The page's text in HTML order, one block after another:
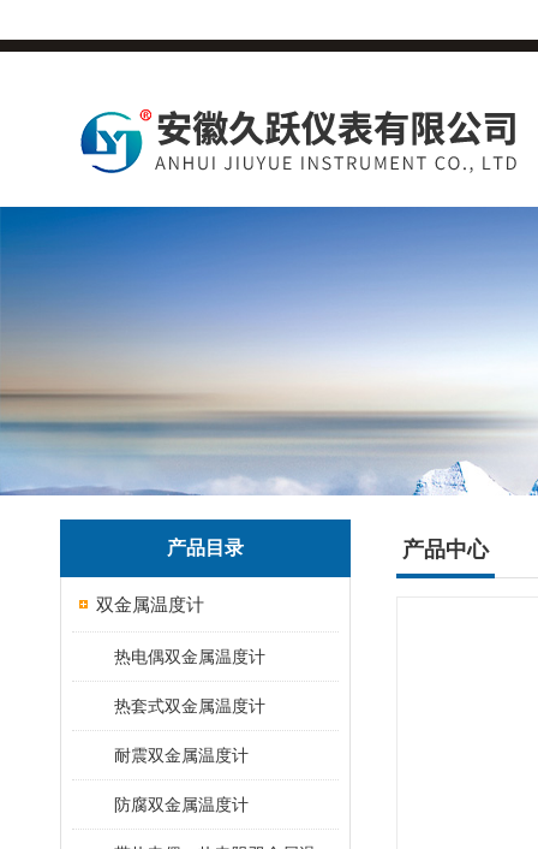
产品目录
双金属温度计
热电偶双金属温度计
热套式双金属温度计
耐震双金属温度计
防腐双金属温度计
产品中心